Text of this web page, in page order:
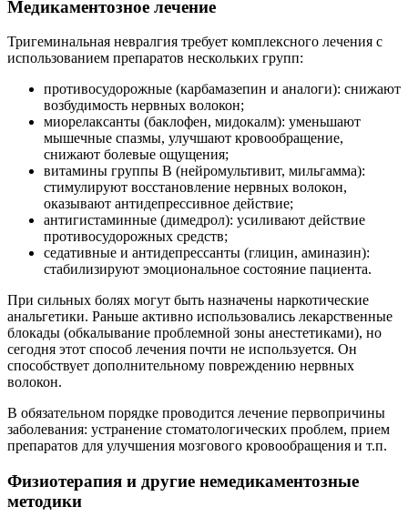
Медикаментозное лечение
Тригеминальная невралгия требует комплексного лечения с
использованием препаратов нескольких групп:
противосудорожные (карбамазепин и аналоги): снижают
возбудимость нервных волокон;
миорелаксанты (баклофен, мидокалм): уменьшают
мышечные спазмы, улучшают кровообращение,
снижают болевые ощущения;
витамины группы В (нейромультивит, мильгамма):
стимулируют восстановление нервных волокон,
оказывают антидепрессивное действие;
антигистаминные (димедрол): усиливают действие
противосудорожных средств;
седативные и антидепрессанты (глицин, аминазин):
стабилизируют эмоциональное состояние пациента.
При сильных болях могут быть назначены наркотические
анальгетики. Раньше активно использовались лекарственные
блокады (обкалывание проблемной зоны анестетиками), но
сегодня этот способ лечения почти не используется. Он
способствует дополнительному повреждению нервных
волокон.
В обязательном порядке проводится лечение первопричины
заболевания: устранение стоматологических проблем, прием
препаратов для улучшения мозгового кровообращения и т.п.
Физиотерапия и другие немедикаментозные
методики